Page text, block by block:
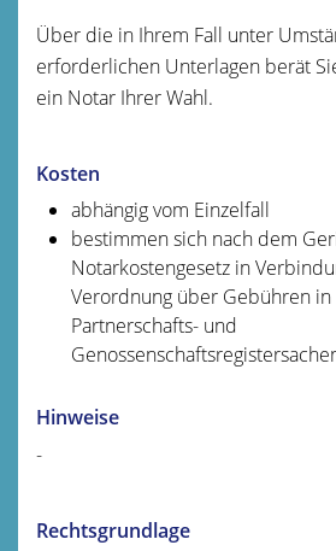
Über die in Ihrem Fall unter
erforderlichen Unterlagen berät
ein Notar Ihrer Wahl.
Kosten
abhängig vom Einzelfall
bestimmen sich nach dem
Notarkostengesetz in
Verordnung über Gebühren in
Partnerschafts- und
Hinweise
-
Rechtsgrundlage